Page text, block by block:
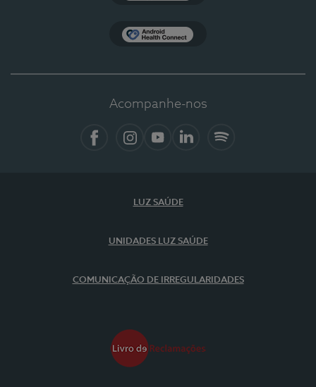
Acompanhe-nos
LUZ SAÚDE
UNIDADES LUZ SAÚDE
COMUNICAÇÃO DE IRREGULARIDADES